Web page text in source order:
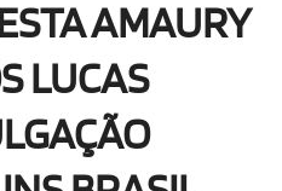
AMAURY
LUCAS